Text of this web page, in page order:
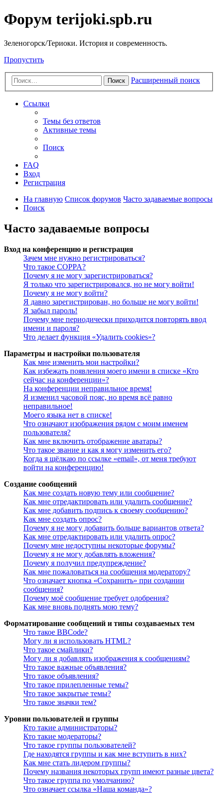
Форум terijoki.spb.ru
Зеленогорск/Териоки. История и современность.
Пропустить
Поиск Расширенный поиск
Ссылки
Темы без ответов
Активные темы
Поиск
FAQ
Вход
Регистрация
На главную Список форумов Часто задаваемые вопросы
Поиск
Часто задаваемые вопросы
Вход на конференцию и регистрация
Зачем мне нужно регистрироваться?
Что такое COPPA?
Почему я не могу зарегистрироваться?
Я только что зарегистрировался, но не могу войти!
Почему я не могу войти?
Я давно зарегистрирован, но больше не могу войти!
Я забыл пароль!
Почему мне периодически приходится повторять ввод
имени и пароля?
Что делает функция «Удалить cookies»?
Параметры и настройки пользователя
Как мне изменить мои настройки?
Как избежать появления моего имени в списке «Кто
сейчас на конференции»?
На конференции неправильное время!
Я изменил часовой пояс, но время всё равно
неправильное!
Моего языка нет в списке!
Что означают изображения рядом с моим именем
пользователя?
Как мне включить отображение аватары?
Что такое звание и как я могу изменить его?
Когда я щёлкаю по ссылке «email», от меня требуют
войти на конференцию!
Создание сообщений
Как мне создать новую тему или сообщение?
Как мне отредактировать или удалить сообщение?
Как мне добавить подпись к своему сообщению?
Как мне создать опрос?
Почему я не могу добавить больше вариантов ответа?
Как мне отредактировать или удалить опрос?
Почему мне недоступны некоторые форумы?
Почему я не могу добавлять вложения?
Почему я получил предупреждение?
Как мне пожаловаться на сообщения модератору?
Что означает кнопка «Сохранить» при создании
сообщения?
Почему моё сообщение требует одобрения?
Как мне вновь поднять мою тему?
Форматирование сообщений и типы создаваемых тем
Что такое BBCode?
Могу ли я использовать HTML?
Что такое смайлики?
Могу ли я добавлять изображения к сообщениям?
Что такое важные объявления?
Что такое объявления?
Что такое прилепленные темы?
Что такое закрытые темы?
Что такое значки тем?
Уровни пользователей и группы
Кто такие администраторы?
Кто такие модераторы?
Что такое группы пользователей?
Где находятся группы и как мне вступить в них?
Как мне стать лидером группы?
Почему названия некоторых групп имеют разные цвета?
Что такое группа по умолчанию?
Что означает ссылка «Наша команда»?